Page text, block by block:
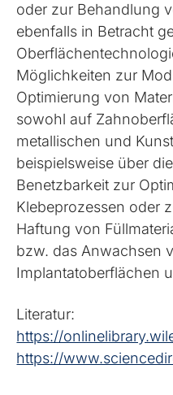
oder zur Behandlung
ebenfalls in Betracht
Möglichkeiten zur
Optimierung von
sowohl auf
metallischen und
beispielsweise über
Benetzbarkeit zur
Klebeprozessen oder
Haftung von
bzw. das Anwachsen
Implantatoberflächen
Literatur:
https://
https://